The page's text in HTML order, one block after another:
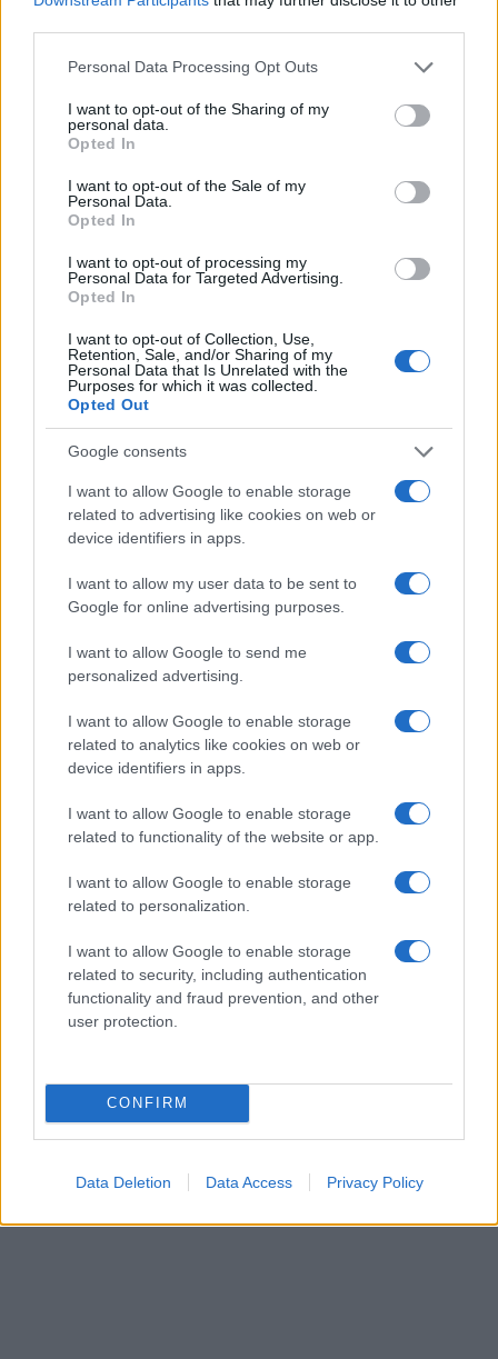
Please note that this website/app uses one or more Google
not limited to your visit or usage behaviour. You may click to
grant or deny consent to Google and its third-party tags to
use your data for below specified purposes in below Google
consent section.
Personal Data Processing Opt Outs
I want to opt-out of the Sharing of my
personal data.
Opted In
I want to opt-out of the Sale of my
Personal Data.
Opted In
I want to opt-out of processing my
Personal Data for Targeted Advertising.
Opted In
I want to opt-out of Collection, Use,
Retention, Sale, and/or Sharing of my
Personal Data that Is Unrelated with the
Purposes for which it was collected.
Opted Out
Google consents
I want to allow Google to enable storage
related to advertising like cookies on web or
device identifiers in apps.
I want to allow my user data to be sent to
Google for online advertising purposes.
I want to allow Google to send me
personalized advertising.
I want to allow Google to enable storage
related to analytics like cookies on web or
device identifiers in apps.
I want to allow Google to enable storage
related to functionality of the website or app.
I want to allow Google to enable storage
related to personalization.
I want to allow Google to enable storage
related to security, including authentication
functionality and fraud prevention, and other
user protection.
CONFIRM
Data Deletion Data Access Privacy Policy